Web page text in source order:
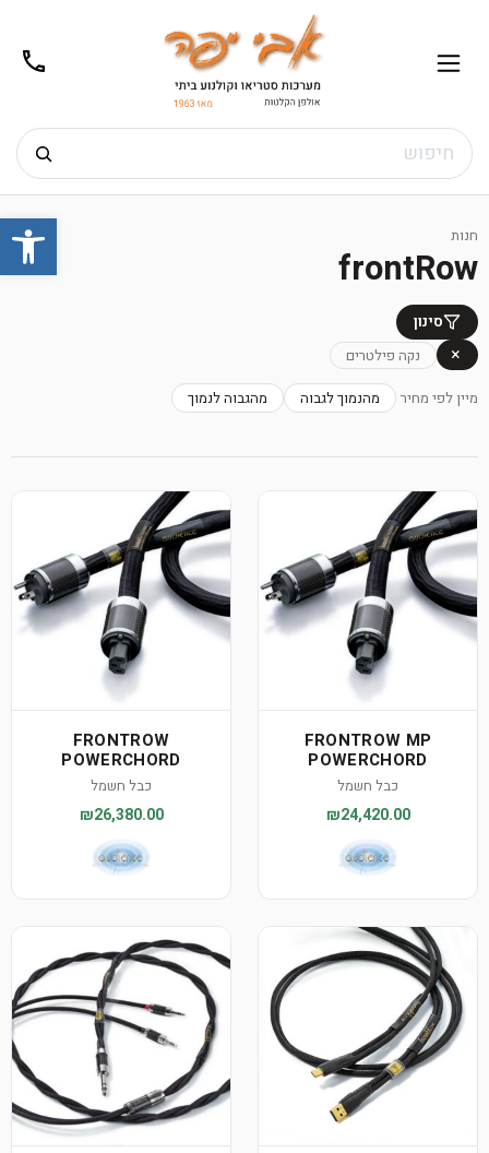
Skip
content
חיפוש
תפריט 02-
חנות
frontRow
סינון
× נקה פילטרים
מיין לפי מחיר מהנמוך לגבוה מהגבוה לנמוך
FRONTROW MP
POWERCHORD
כבל חשמל
₪24,420.00
FRONTROW
POWERCHORD
כבל חשמל
₪26,380.00